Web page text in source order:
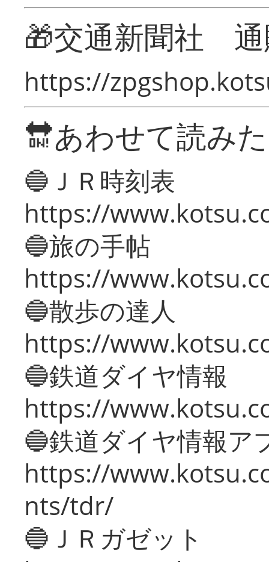
🎁交通新聞社
https://
🔛あわせて読み
🔵ＪＲ時刻表
https://
🔵旅の手帖
https://
🔵散歩の達人
https://
🔵鉄道ダイヤ情報
https://
🔵鉄道ダイヤ情報ア
https://
nts/tdr/
🔵ＪＲガゼット